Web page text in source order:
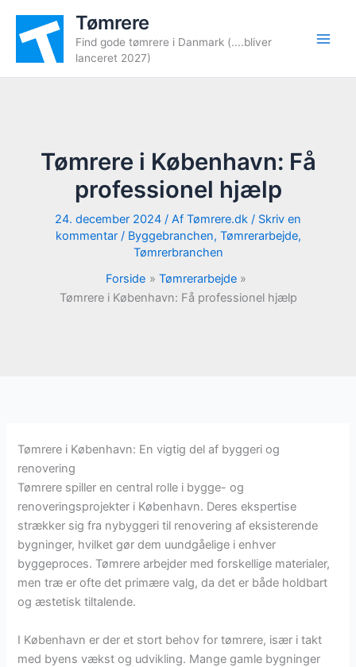
indholdet
Tømrere
Find gode tømrere i Danmark (....bliver
lanceret 2027)
Tømrere i København: Få
professionel hjælp
24. december 2024 / Af Tømrere.dk / Skriv en
kommentar / Byggebranchen, Tømrerarbejde,
Tømrerbranchen
Forside
Tømrerarbejde
Tømrere i København: Få professionel hjælp
Tømrere i København: En vigtig del af byggeri og
renovering
Tømrere spiller en central rolle i bygge- og
renoveringsprojekter i København. Deres ekspertise
strækker sig fra nybyggeri til renovering af eksisterende
bygninger, hvilket gør dem uundgåelige i enhver
byggeproces. Tømrere arbejder med forskellige materialer,
men træ er ofte det primære valg, da det er både holdbart
og æstetisk tiltalende.
I København er der et stort behov for tømrere, især i takt
med byens vækst og udvikling. Mange gamle bygninger